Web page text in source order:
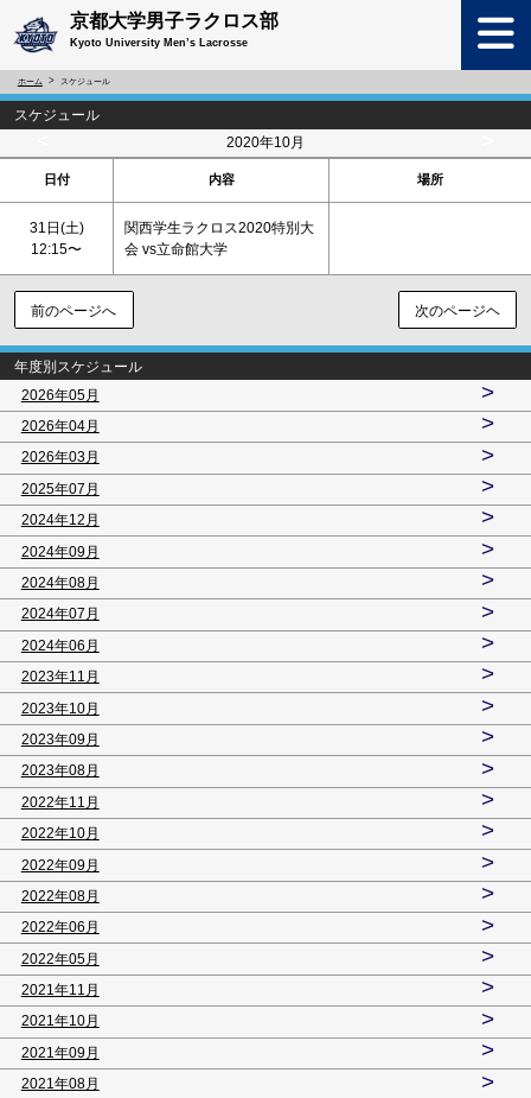
京都大学男子ラクロス部
Kyoto University Men’s Lacrosse
ホーム スケジュール
スケジュール
2020年10月
日付 内容 場所
31日(土)
12:15〜
関西学生ラクロス2020特別大
会 vs立命館大学
前のページへ 次のページヘ
年度別スケジュール
2026年05月
>
2026年04月 >
2026年03月 >
2025年07月 >
2024年12月 >
2024年09月 >
2024年08月 >
2024年07月 >
2024年06月 >
2023年11月 >
2023年10月 >
2023年09月 >
2023年08月 >
2022年11月 >
2022年10月 >
2022年09月 >
2022年08月 >
2022年06月 >
2022年05月 >
2021年11月 >
2021年10月 >
2021年09月 >
2021年08月 >